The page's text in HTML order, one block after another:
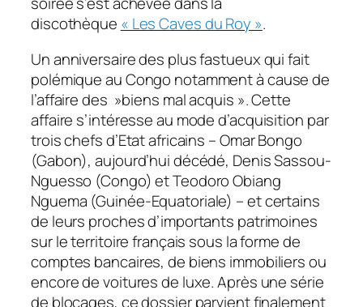
discothèque « Les Caves du Roy ».
Un anniversaire des plus fastueux qui fait
polémique au Congo notamment à cause de
l’affaire des »biens mal acquis ». Cette
affaire s’intéresse au mode d’acquisition par
trois chefs d’Etat africains – Omar Bongo
(Gabon), aujourd’hui décédé, Denis Sassou-
Nguesso (Congo) et Teodoro Obiang
Nguema (Guinée-Equatoriale) – et certains
de leurs proches d’importants patrimoines
sur le territoire français sous la forme de
comptes bancaires, de biens immobiliers ou
encore de voitures de luxe. Après une série
de blocages, ce dossier parvient finalement